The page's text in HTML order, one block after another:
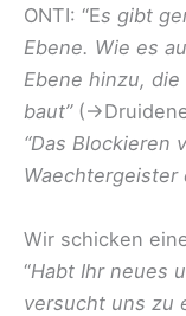
ONTI: “Es gibt
Ebene. Wie es
Ebene hinzu,
baut”(-
“Das Blockieren
Waechtergeister
Wir schicken
“Habt Ihr neues
versucht uns zu